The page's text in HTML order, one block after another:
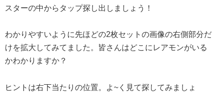
スターの中からタップ探し出しましょう！
わかりやすいように先ほどの2枚セットの画像の右側部分だ
けを拡大してみてました。皆さんはどこにレアモンがいる
かわかりますか？
ヒントは右下当たりの位置。よ~く見て探してみましょ